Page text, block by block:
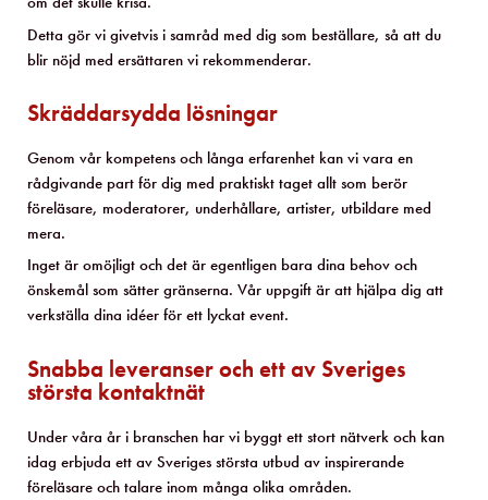
Detta gör vi givetvis i samråd med dig som beställare, så att du
blir nöjd med ersättaren vi rekommenderar.
Skräddarsydda lösningar
Genom vår kompetens och långa erfarenhet kan vi vara en
rådgivande part för dig med praktiskt taget allt som berör
föreläsare, moderatorer, underhållare, artister, utbildare med
mera.
Inget är omöjligt och det är egentligen bara dina behov och
önskemål som sätter gränserna. Vår uppgift är att hjälpa dig att
verkställa dina idéer för ett lyckat event.
Snabba leveranser och ett av Sveriges
största kontaktnät
Under våra år i branschen har vi byggt ett stort nätverk och kan
idag erbjuda ett av Sveriges största utbud av inspirerande
föreläsare och talare inom många olika områden.